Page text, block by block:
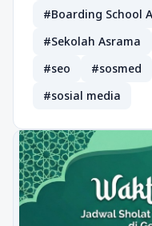
#Boarding School
#Sekolah Asrama
#seo
#sosmed
#sosial media